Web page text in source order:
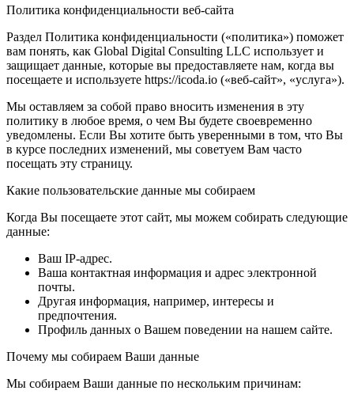
Политика конфиденциальности веб-сайта
Раздел Политика конфиденциальности («политика») поможет
вам понять, как Global Digital Consulting LLC использует и
защищает данные, которые вы предоставляете нам, когда вы
посещаете и используете https://icoda.io («веб-сайт», «услуга»).
Мы оставляем за собой право вносить изменения в эту
политику в любое время, о чем Вы будете своевременно
уведомлены. Если Вы хотите быть уверенными в том, что Вы
в курсе последних изменений, мы советуем Вам часто
посещать эту страницу.
Какие пользовательские данные мы собираем
Когда Вы посещаете этот сайт, мы можем собирать следующие
данные:
Ваш IP-адрес.
Ваша контактная информация и адрес электронной
почты.
Другая информация, например, интересы и
предпочтения.
Профиль данных о Вашем поведении на нашем сайте.
Почему мы собираем Ваши данные
Мы собираем Ваши данные по нескольким причинам: